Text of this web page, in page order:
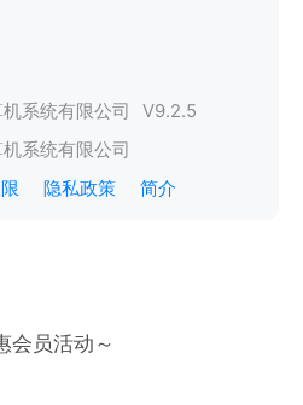
系统有限公司 V9.2.5
系统有限公司
隐私政策 简介
会员活动～